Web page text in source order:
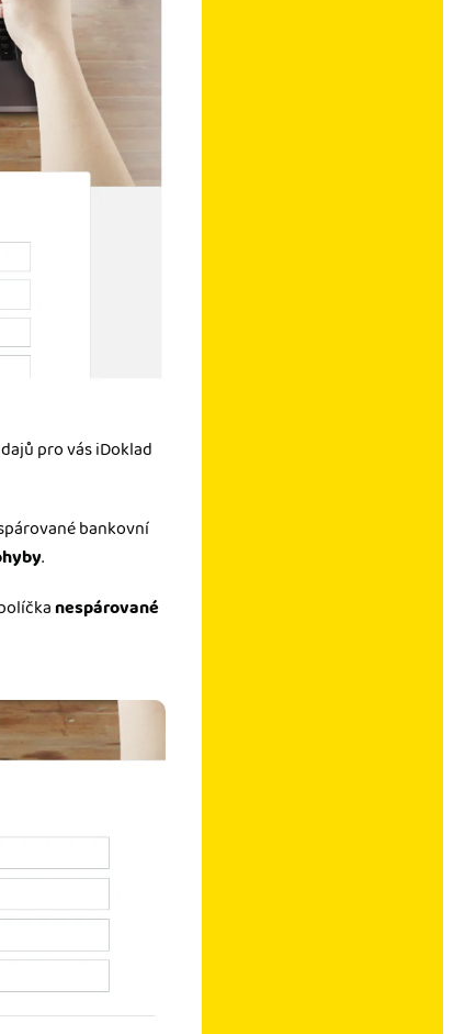
pro vás iDoklad
bankovní
.
nespárované